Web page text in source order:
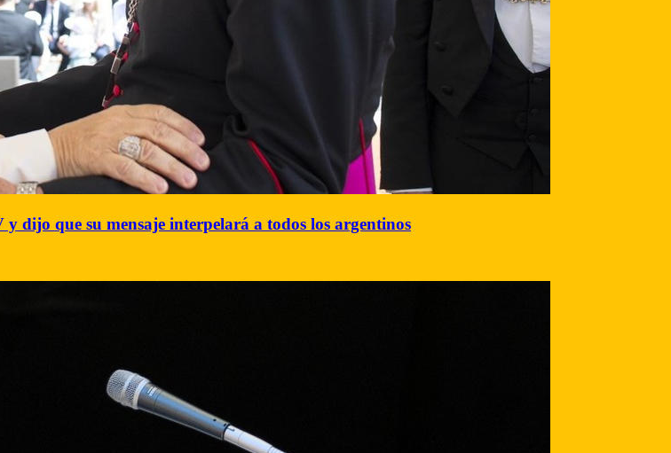
dijo que su mensaje interpelará a todos los argentinos